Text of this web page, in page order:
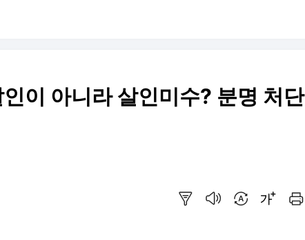
이 아니라 살인미수? 분명 처단